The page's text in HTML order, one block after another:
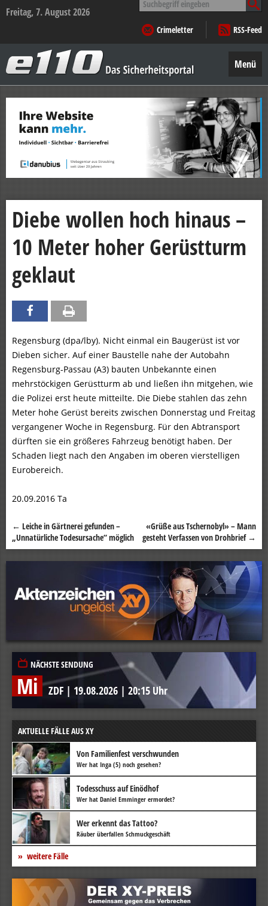
Freitag, 7. August 2026
nach:
Crimeletter
RSS-Feed
–
Das
Sicherheitsportal
Menü
Zum
Inhalt
springen
Diebe wollen hoch hinaus –
10 Meter hoher Gerüstturm
geklaut
Regensburg (dpa/lby). Nicht einmal ein Baugerüst ist vor
Dieben sicher. Auf einer Baustelle nahe der Autobahn
Regensburg-Passau (A3) bauten Unbekannte einen
mehrstöckigen Gerüstturm ab und ließen ihn mitgehen, wie
die Polizei erst heute mitteilte. Die Diebe stahlen das zehn
Meter hohe Gerüst bereits zwischen Donnerstag und Freitag
vergangener Woche in Regensburg. Für den Abtransport
dürften sie ein größeres Fahrzeug benötigt haben. Der
Schaden liegt nach den Angaben im oberen vierstelligen
Eurobereich.
20.09.2016 Ta
Beitragsnavigation
← Leiche in Gärtnerei gefunden –
„Unnatürliche Todesursache“ möglich
«Grüße aus Tschernobyl» – Mann
gesteht Verfassen von Drohbrief →
NÄCHSTE SENDUNG
Mi ZDF | 19.08.2026 | 20:15 Uhr
AKTUELLE FÄLLE AUS XY
Von Familienfest verschwunden
Wer hat Inga (5) noch gesehen?
Todesschuss auf Einödhof
Wer hat Daniel Emminger ermordet?
Wer erkennt das Tattoo?
Räuber überfallen Schmuckgeschäft
weitere Fälle